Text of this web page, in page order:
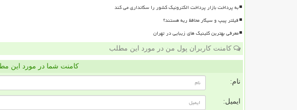
به پرداخت بازار پرداخت الکترونیک کشور را سکانداری می کند
فیلتر پیپ و سیگار محافظ ریه هستند؟
معرفی بهترین کلینیک های زیبایی در تهران
کامنت کاربران پول من در مورد این مطلب
کامنت شما در مورد این
نام:
ایمیل: